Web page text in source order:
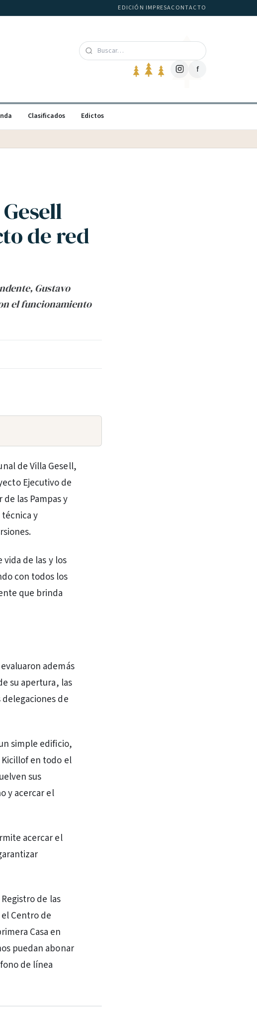
EDICIÓN IMPRESACONTACTO
f
Clasificados Edictos
de red
Gustavo
el funcionamiento
de Villa Gesell,
Ejecutivo de
las Pampas y
y
de las y los
con todos los
que brinda
además
su apertura, las
de
simple edificio,
en todo el
sus
y acercar el
acercar el
de las
Centro de
Casa en
puedan abonar
de línea